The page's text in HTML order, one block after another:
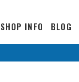
SHOP INFO BLOG